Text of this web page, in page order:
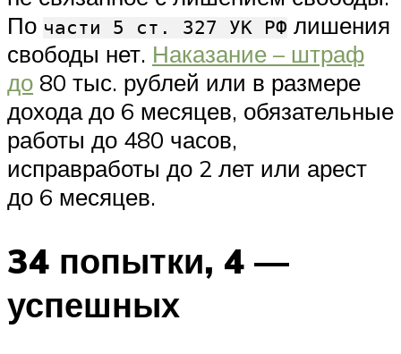
По части 5 ст. 327 УК РФ лишения
свободы нет. Наказание – штраф
до 80 тыс. рублей или в размере
дохода до 6 месяцев, обязательные
работы до 480 часов,
исправработы до 2 лет или арест
до 6 месяцев.
34 попытки, 4 —
успешных